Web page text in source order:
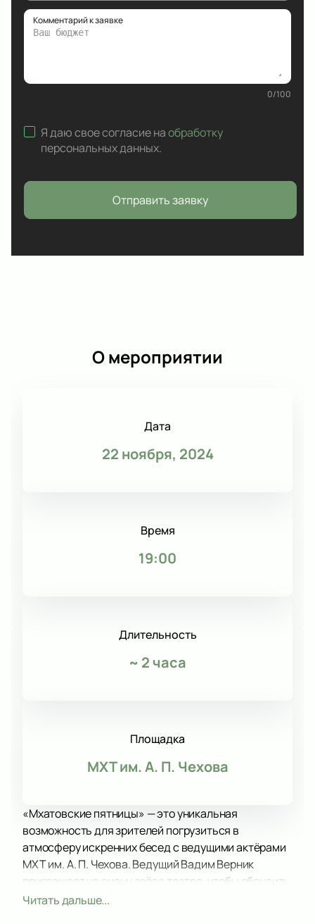
Комментарий к заявке
0/100
Я даю свое согласие наобработку
персональных данных.
Отправить заявку
О мероприятии
Дата
22 ноября, 2024
Время
19:00
Длительность
~ 2 часа
Площадка
МХТ им. А. П. Чехова
«Мхатовские пятницы» — это уникальная
возможность для зрителей погрузиться в
атмосферу искренних бесед с ведущими актёрами
МХТ им. А. П. Чехова. Ведущий Вадим Верник
приглашает на сцену звёзд театра, чтобы обсудить
их творческий путь, жизненные перипетии и
Читать дальше...